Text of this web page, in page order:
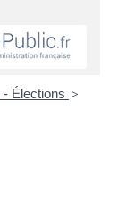
Élections >